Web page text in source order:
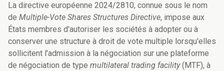
La directive européenne 2024/2810, connue sous le nom
de Multiple-Vote Shares Structures Directive, impose aux
États membres d'autoriser les sociétés à adopter ou à
conserver une structure à droit de vote multiple lorsqu'elles
sollicitent l'admission à la négociation sur une plateforme
de négociation de type multilateral trading facility(MTF), à